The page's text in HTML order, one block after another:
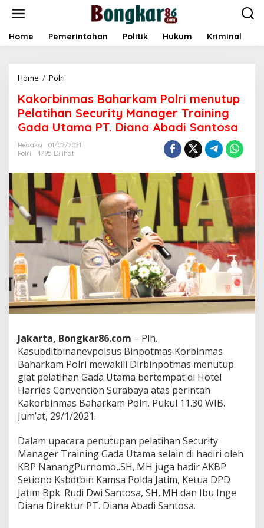
t
Home Pemerintahan Politik Hukum Kriminal
Home / Polri
k
o
r
b
n
a
a
a
k
a
m
P
o
l
r
e
n
u
t
p
P
e
a
t
h
a
n
S
e
Kakorbinmas Baharkam Polri menutup
Pelatihan Security Manager Training
Gada Utama PT. Diana Abadi Santosa
Redaksi
01/02/2021
Polri
4795 Dilihat
Jakarta, Bongkar86.com – Plh.
Kasubditbinanevpolsus Binpotmas Korbinmas
Baharkam Polri mewakili Dirbinpotmas menutup
giat pelatihan Gada Utama bertempat di Hotel
Harries Convention Surabaya atas perintah
Kakorbinmas Baharkam Polri. Pukul 11.30 WIB.
Jum’at, 29/1/2021.
Dalam upacara penutupan pelatihan Security
Manager Training Gada Utama selain di hadiri oleh
KBP NanangPurnomo,.SH,.MH juga hadir AKBP
Setiono Ksbdtbin Kamsa Polda Jatim, Ketua DPD
Jatim Bpk. Rudi Dwi Santosa, SH,.MH dan Ibu Inge
Diana Direktur PT. Diana Abadi Santosa.